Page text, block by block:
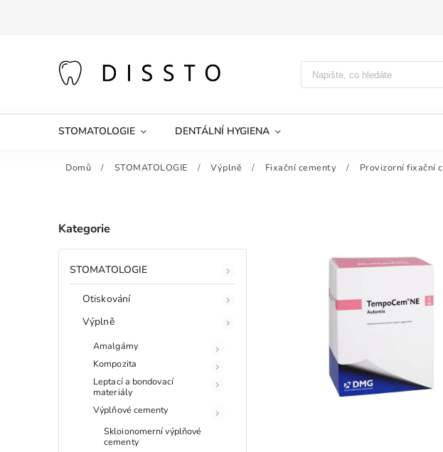
STOMATOLOGIE DENTÁLNÍ HYGIENA
Domů / STOMATOLOGIE / Výplně / Fixační cementy / Provizorní fixační
Kategorie
STOMATOLOGIE
Otiskování
Výplně
Amalgámy
Kompozita
Leptací a bondovací
materiály
Výplňové cementy
Skloionomerní výplňové
cementy